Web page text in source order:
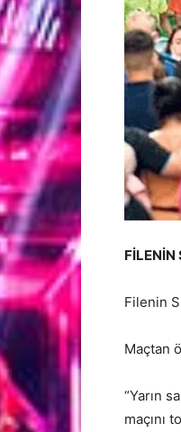
FİLENİN
Filenin
Maçtan
“Yarın
maçını